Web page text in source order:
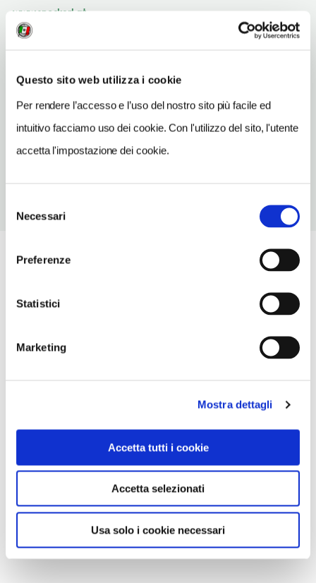
Questo sito web utilizza i cookie
Per rendere l’accesso e l’uso del nostro sito più facile ed
intuitivo facciamo uso dei cookie. Con l'utilizzo del sito, l'utente
accetta l'impostazione dei cookie.
delNecessari
Preferenze
Statistici
Marketing
Mostra dettagli
Accetta tutti i cookie
Accetta selezionati
Usa solo i cookie necessari
www.snockerl.at
INDIRIZZO EMAIL
TELEFONO
662843397
TIPO DI CUCINA
austriac